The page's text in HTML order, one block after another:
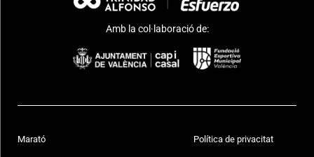
Amb la col·laboració de:
Marató Política de privacitat